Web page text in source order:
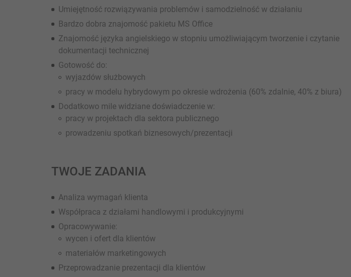
Umiejętność rozwiązywania problemów i samodzielność w działaniu
Bardzo dobra znajomość pakietu MS Office
Znajomość języka angielskiego w stopniu umożliwiającym tworzenie i czytanie
dokumentacji technicznej
Gotowość do:
wyjazdów służbowych
pracy w modelu hybrydowym po okresie wdrożenia (60% zdalnie, 40% z biura)
Dodatkowo mile widziane doświadczenie w:
pracy w projektach dla sektora publicznego
prowadzeniu spotkań biznesowych/prezentacji
TWOJE ZADANIA
Analiza wymagań klienta
Współpraca z działami handlowymi i produkcyjnymi
Opracowywanie:
wycen i ofert dla klientów
materiałów marketingowych
Przeprowadzanie prezentacji dla klientów